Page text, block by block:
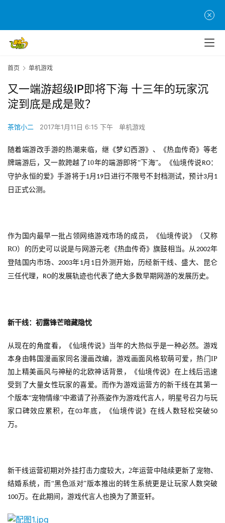
首页 单机游戏
又一端游超级IP即将下海 十三年的玩家沉
淀到底是成是败？
茶馆小二 2017年1月11日 6:15 下午 单机游戏
随着端游改手游的热潮来临，继《梦幻西游》、《热血传奇》等老
牌端游后，又一款跨越了10年的端游即将“下海”。《仙境传说RO：
守护永恒的爱》手游将于1月 19 日进行不限号不封档测试，预计3月 1
日正式公测。
作为国内最早一批占领网络游戏市场的成员，《仙境传说》（又称
RO）的历史可以说是与网游元老《热血传奇》旗鼓相当。从2002年
登陆国内市场、 2003年1月 1日外测开始，历经新干线、盛大、昆仑
三任代理， RO的发展轨迹也代表了绝大多数早期网游的发展历史。
新干线：初露锋芒暗藏隐忧
从现在的角度看，《仙境传说》当年的大热似乎是一种必然。游戏
本身由韩国漫画家同名漫画改编，游戏画面风格软萌可爱，热门 IP
加上精美画风与神秘的北欧神话背景，《仙境传说》在上线后迅速
受到了大量女性玩家的喜爱。而作为游戏运营方的新干线在其第一
个版本“宠物情缘”中邀请了孙燕姿作为游戏代言人，明星号召力与玩
家口碑效应累积，在03年底，《仙境传说》在线人数轻松突破50
万。
新干线运营初期对外挂打击力度较大， 2年运营中陆续更新了宠物、
结婚系统，而“黑色派对”版本推出的转生系统更是让玩家人数突破
100万。在此期间，游戏代言人也换为了萧亚轩。